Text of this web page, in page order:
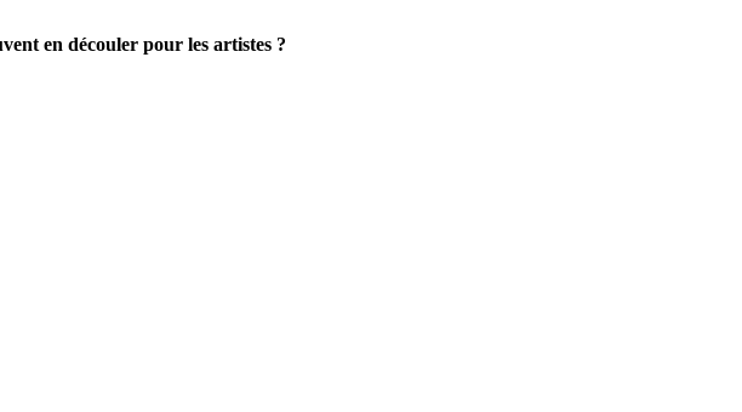
en découler pour les artistes ?